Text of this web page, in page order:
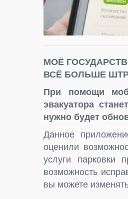
МОЁ
ВСЁ БОЛЬШЕ
При помощи
эвакуатора
нужно будет
Данное
оценили
услуги парковки
возможность
вы можете